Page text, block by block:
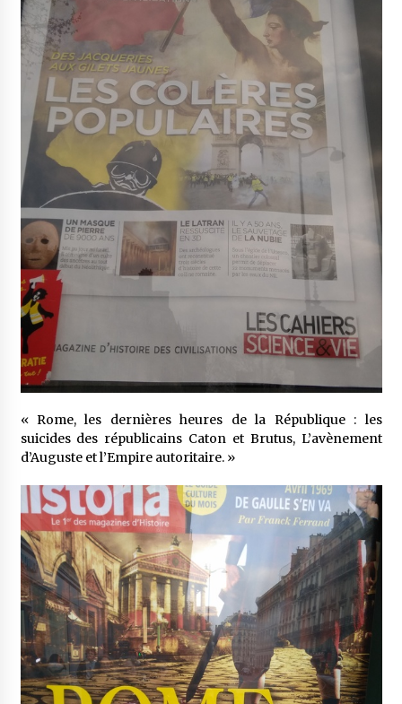
« Rome, les dernières heures de la République : les
suicides des républicains Caton et Brutus, L’avènement
d’Auguste et l’Empire autoritaire. »